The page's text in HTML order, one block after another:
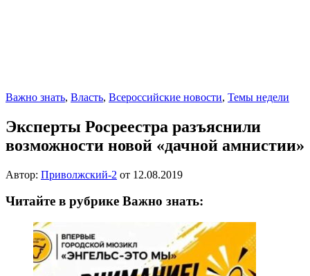
Важно знать, Власть, Всероссийские новости, Темы недели
Эксперты Росреестра разъяснили
возможности новой «дачной амнистии»
Автор: Приволжский-2 от 12.08.2019
Читайте в рубрике Важно знать: